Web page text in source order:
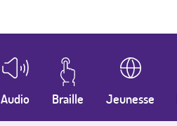
Audio Braille Jeunesse